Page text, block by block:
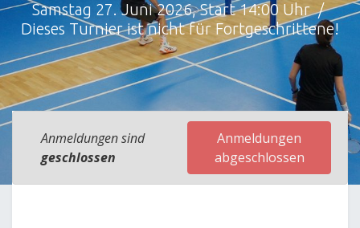
Samstag 27. Juni 2026, Start 14:00 Uhr /
Dieses Turnier ist nicht für Fortgeschrittene!
Anmeldungen sind
geschlossen
Anmeldungen
abgeschlossen